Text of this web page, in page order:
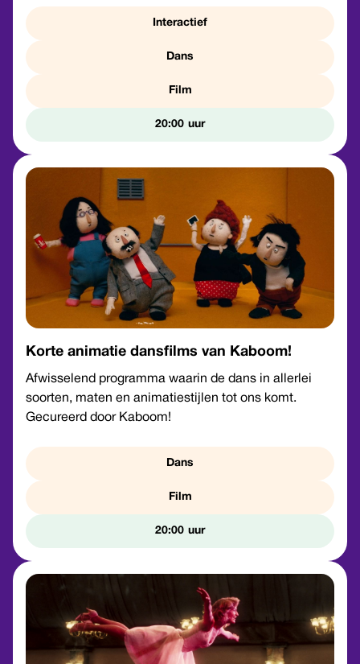
Interactief
Dans
Film
20:00
Korte animatie dansfilms van Kaboom!
Afwisselend programma waarin de dans in allerlei
soorten, maten en animatiestijlen tot ons komt.
Gecureerd door Kaboom!
Dans
Film
20:00